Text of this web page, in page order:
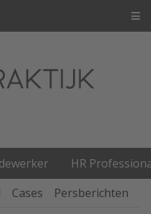
HR
Cases Persberichten